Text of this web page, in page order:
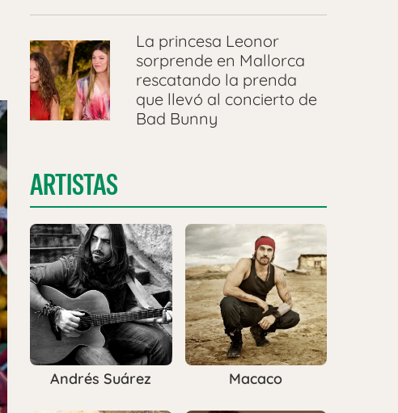
La princesa Leonor
sorprende en Mallorca
rescatando la prenda
que llevó al concierto de
Bad Bunny
ARTISTAS
Andrés Suárez Macaco